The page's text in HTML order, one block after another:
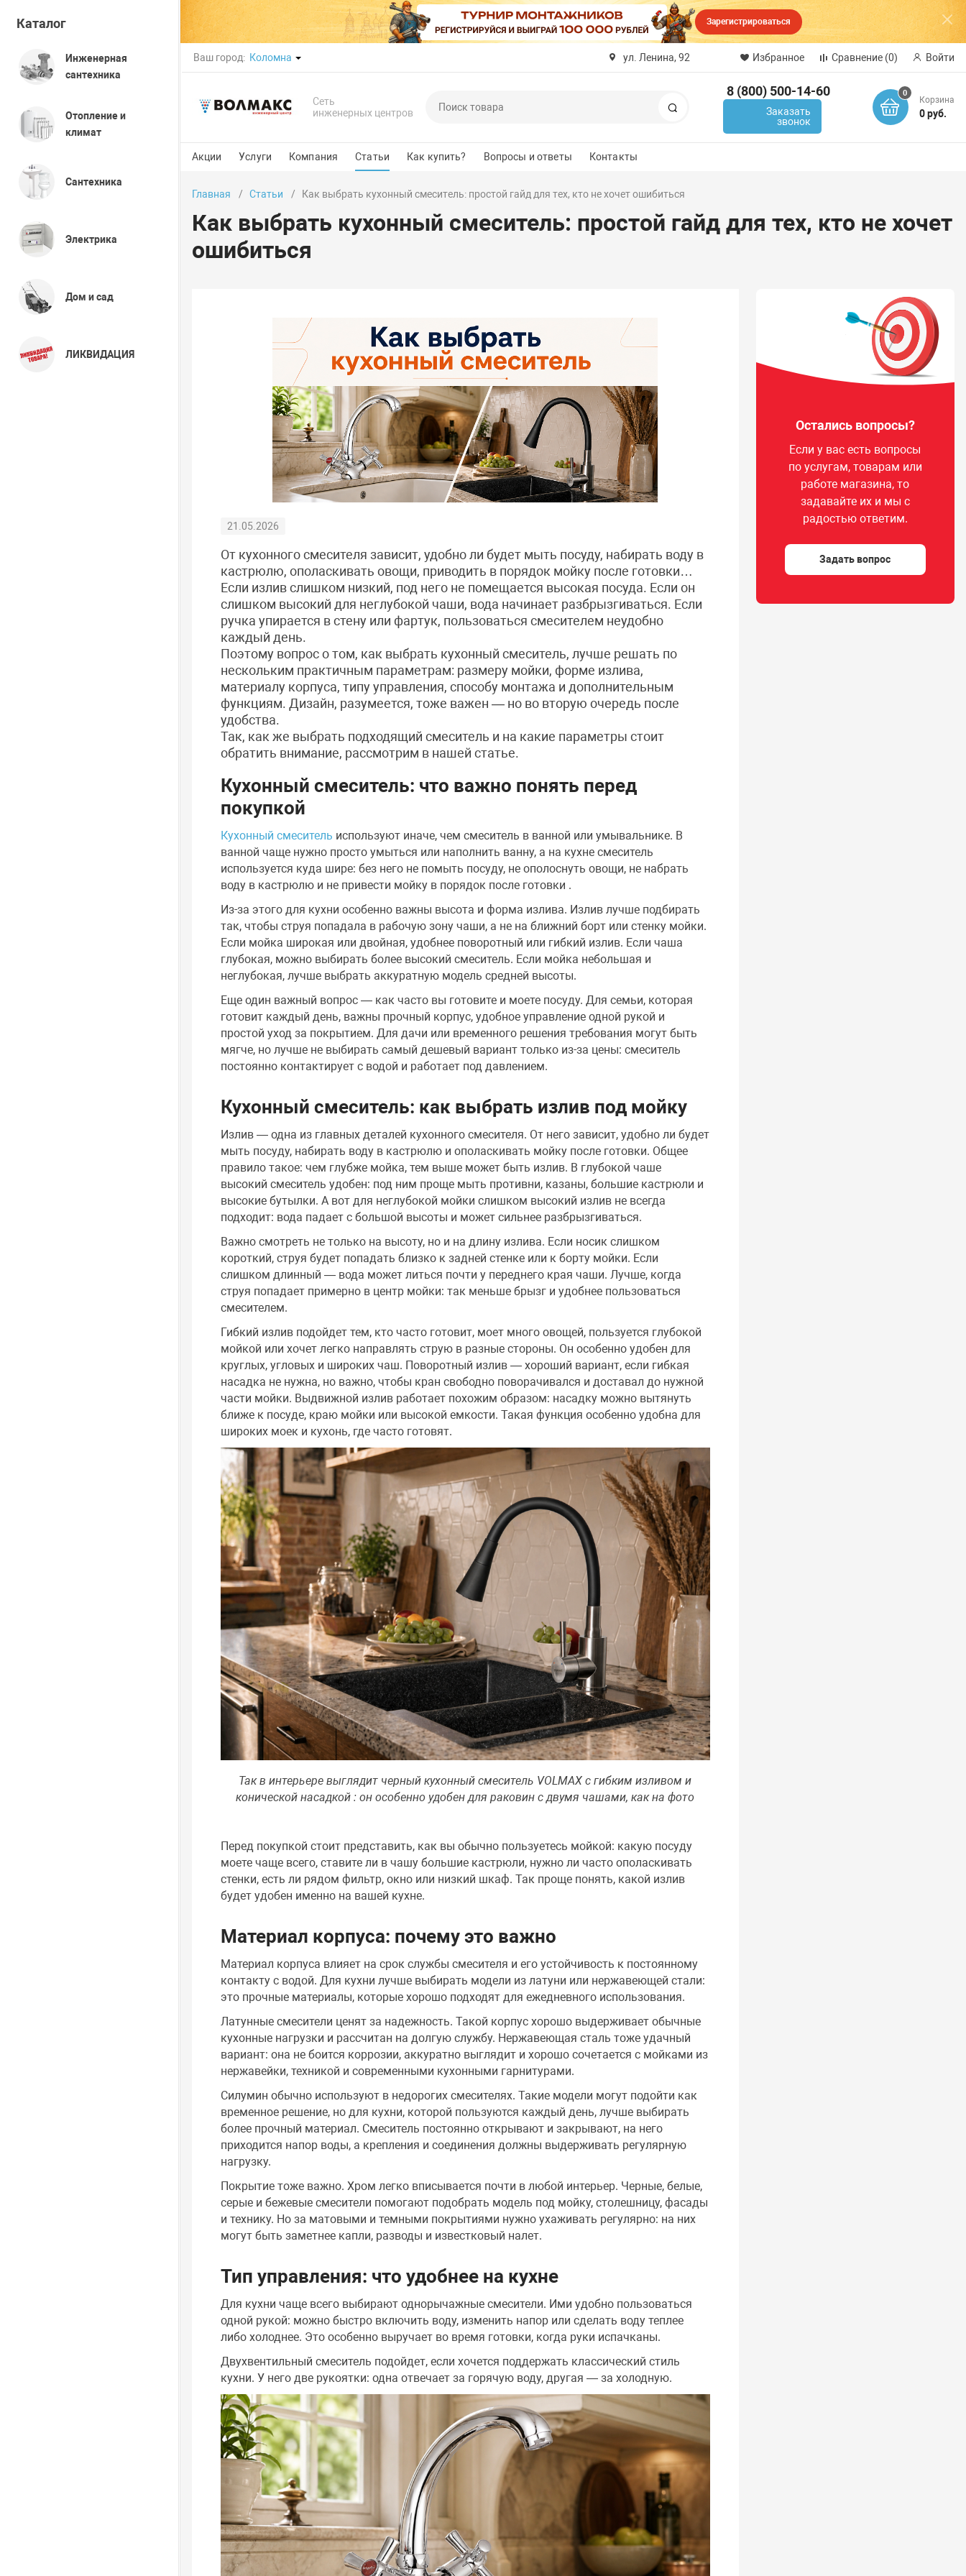
Зарегистрироваться
Ваш город: Коломна ул. Ленина, 92 Избранное Сравнение (0) Войти
Сеть
инженерных центров
8 (800) 500-14-60
Заказать
звонок
0
Корзина
0 руб.
Акции Услуги Компания Статьи Как купить? Вопросы и ответы Контакты
Каталог
Инженерная
сантехника
Отопление и
климат
Сантехника
Электрика
Дом и сад
ЛИКВИДАЦИЯ
Главная Статьи Как выбрать кухонный смеситель: простой гайд для тех, кто не хочет ошибиться
Как выбрать кухонный смеситель: простой гайд для тех, кто не хочет
ошибиться
21.05.2026
От кухонного смесителя зависит, удобно ли будет мыть посуду, набирать воду в
кастрюлю, ополаскивать овощи, приводить в порядок мойку после готовки…
Если излив слишком низкий, под него не помещается высокая посуда. Если он
слишком высокий для неглубокой чаши, вода начинает разбрызгиваться. Если
ручка упирается в стену или фартук, пользоваться смесителем неудобно
каждый день.
Поэтому вопрос о том, как выбрать кухонный смеситель, лучше решать по
нескольким практичным параметрам: размеру мойки, форме излива,
материалу корпуса, типу управления, способу монтажа и дополнительным
функциям. Дизайн, разумеется, тоже важен — но во вторую очередь после
удобства.
Так, как же выбрать подходящий смеситель и на какие параметры стоит
обратить внимание, рассмотрим в нашей статье.
Кухонный смеситель: что важно понять перед
покупкой
Кухонный смеситель используют иначе, чем смеситель в ванной или умывальнике. В
ванной чаще нужно просто умыться или наполнить ванну, а на кухне смеситель
используется куда шире: без него не помыть посуду, не ополоснуть овощи, не набрать
воду в кастрюлю и не привести мойку в порядок после готовки .
Из-за этого для кухни особенно важны высота и форма излива. Излив лучше подбирать
так, чтобы струя попадала в рабочую зону чаши, а не на ближний борт или стенку мойки.
Если мойка широкая или двойная, удобнее поворотный или гибкий излив. Если чаша
глубокая, можно выбирать более высокий смеситель. Если мойка небольшая и
неглубокая, лучше выбрать аккуратную модель средней высоты.
Еще один важный вопрос — как часто вы готовите и моете посуду. Для семьи, которая
готовит каждый день, важны прочный корпус, удобное управление одной рукой и
простой уход за покрытием. Для дачи или временного решения требования могут быть
мягче, но лучше не выбирать самый дешевый вариант только из-за цены: смеситель
постоянно контактирует с водой и работает под давлением.
Кухонный смеситель: как выбрать излив под мойку
Излив — одна из главных деталей кухонного смесителя. От него зависит, удобно ли будет
мыть посуду, набирать воду в кастрюлю и ополаскивать мойку после готовки. Общее
правило такое: чем глубже мойка, тем выше может быть излив. В глубокой чаше
высокий смеситель удобен: под ним проще мыть противни, казаны, большие кастрюли и
высокие бутылки. А вот для неглубокой мойки слишком высокий излив не всегда
подходит: вода падает с большой высоты и может сильнее разбрызгиваться.
Важно смотреть не только на высоту, но и на длину излива. Если носик слишком
короткий, струя будет попадать близко к задней стенке или к борту мойки. Если
слишком длинный — вода может литься почти у переднего края чаши. Лучше, когда
струя попадает примерно в центр мойки: так меньше брызг и удобнее пользоваться
смесителем.
Гибкий излив подойдет тем, кто часто готовит, моет много овощей, пользуется глубокой
мойкой или хочет легко направлять струю в разные стороны. Он особенно удобен для
круглых, угловых и широких чаш. Поворотный излив — хороший вариант, если гибкая
насадка не нужна, но важно, чтобы кран свободно поворачивался и доставал до нужной
части мойки. Выдвижной излив работает похожим образом: насадку можно вытянуть
ближе к посуде, краю мойки или высокой емкости. Такая функция особенно удобна для
широких моек и кухонь, где часто готовят.
Так в интерьере выглядит черный кухонный смеситель VOLMAX с гибким изливом и
конической насадкой : он особенно удобен для раковин с двумя чашами, как на фото
Перед покупкой стоит представить, как вы обычно пользуетесь мойкой: какую посуду
моете чаще всего, ставите ли в чашу большие кастрюли, нужно ли часто ополаскивать
стенки, есть ли рядом фильтр, окно или низкий шкаф. Так проще понять, какой излив
будет удобен именно на вашей кухне.
Материал корпуса: почему это важно
Материал корпуса влияет на срок службы смесителя и его устойчивость к постоянному
контакту с водой. Для кухни лучше выбирать модели из латуни или нержавеющей стали:
это прочные материалы, которые хорошо подходят для ежедневного использования.
Латунные смесители ценят за надежность. Такой корпус хорошо выдерживает обычные
кухонные нагрузки и рассчитан на долгую службу. Нержавеющая сталь тоже удачный
вариант: она не боится коррозии, аккуратно выглядит и хорошо сочетается с мойками из
нержавейки, техникой и современными кухонными гарнитурами.
Силумин обычно используют в недорогих смесителях. Такие модели могут подойти как
временное решение, но для кухни, которой пользуются каждый день, лучше выбирать
более прочный материал. Смеситель постоянно открывают и закрывают, на него
приходится напор воды, а крепления и соединения должны выдерживать регулярную
нагрузку.
Покрытие тоже важно. Хром легко вписывается почти в любой интерьер. Черные, белые,
серые и бежевые смесители помогают подобрать модель под мойку, столешницу, фасады
и технику. Но за матовыми и темными покрытиями нужно ухаживать регулярно: на них
могут быть заметнее капли, разводы и известковый налет.
Тип управления: что удобнее на кухне
Для кухни чаще всего выбирают однорычажные смесители. Ими удобно пользоваться
одной рукой: можно быстро включить воду, изменить напор или сделать воду теплее
либо холоднее. Это особенно выручает во время готовки, когда руки испачканы.
Двухвентильный смеситель подойдет, если хочется поддержать классический стиль
кухни. У него две рукоятки: одна отвечает за горячую воду, другая — за холодную.
Остались вопросы?
Если у вас есть вопросы
по услугам, товарам или
работе магазина, то
задавайте их и мы с
радостью ответим.
Задать вопрос